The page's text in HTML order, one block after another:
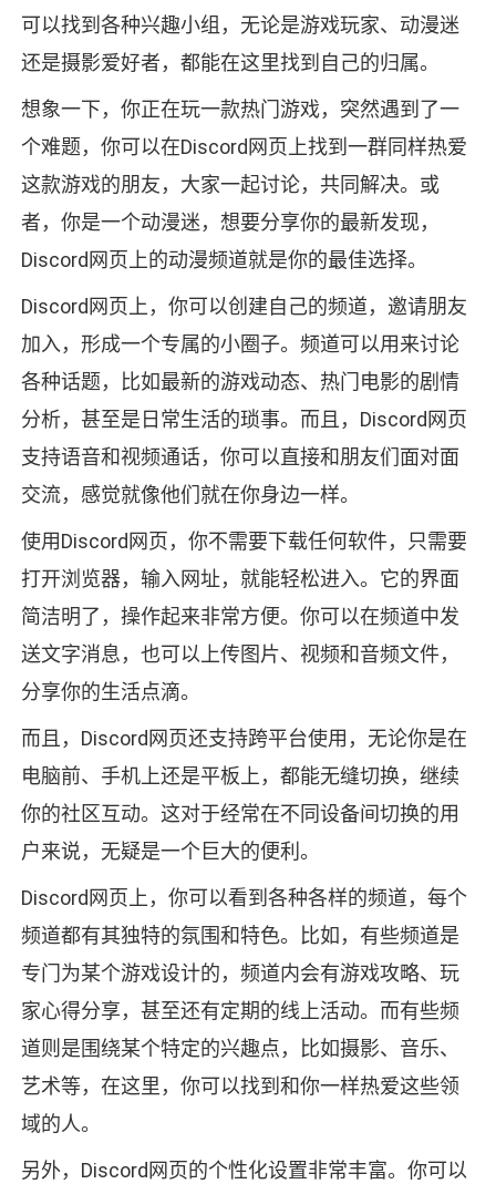
可以找到各种兴趣小组，无论是游戏玩家、动漫迷
还是摄影爱好者，都能在这里找到自己的归属。
想象一下，你正在玩一款热门游戏，突然遇到了一
个难题，你可以在Discord网页上找到一群同样热爱
这款游戏的朋友，大家一起讨论，共同解决。或
者，你是一个动漫迷，想要分享你的最新发现，
Discord网页上的动漫频道就是你的最佳选择。
Discord网页上，你可以创建自己的频道，邀请朋友
加入，形成一个专属的小圈子。频道可以用来讨论
各种话题，比如最新的游戏动态、热门电影的剧情
分析，甚至是日常生活的琐事。而且，Discord网页
支持语音和视频通话，你可以直接和朋友们面对面
交流，感觉就像他们就在你身边一样。
使用Discord网页，你不需要下载任何软件，只需要
打开浏览器，输入网址，就能轻松进入。它的界面
简洁明了，操作起来非常方便。你可以在频道中发
送文字消息，也可以上传图片、视频和音频文件，
分享你的生活点滴。
而且，Discord网页还支持跨平台使用，无论你是在
电脑前、手机上还是平板上，都能无缝切换，继续
你的社区互动。这对于经常在不同设备间切换的用
户来说，无疑是一个巨大的便利。
Discord网页上，你可以看到各种各样的频道，每个
频道都有其独特的氛围和特色。比如，有些频道是
专门为某个游戏设计的，频道内会有游戏攻略、玩
家心得分享，甚至还有定期的线上活动。而有些频
道则是围绕某个特定的兴趣点，比如摄影、音乐、
艺术等，在这里，你可以找到和你一样热爱这些领
域的人。
另外，Discord网页的个性化设置非常丰富。你可以